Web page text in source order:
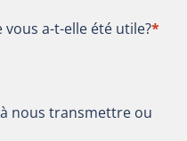
vous a-t-elle été utile?
vous a-t-elle été utile?*
nous transmettre ou